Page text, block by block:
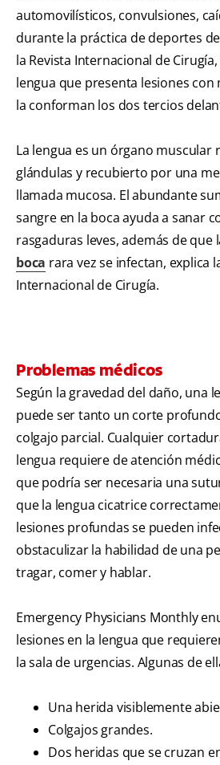
automovilísticos, convulsiones,
durante la práctica de deportes
la Revista Internacional de
lengua que presenta lesiones con
la conforman los dos tercios
La lengua es un órgano muscular
glándulas y recubierto por una
llamada mucosa. El abundante
sangre en la boca ayuda a sanar
rasgaduras leves, además de que
boca rara vez se infectan, explica
Internacional de Cirugía.
Problemas médicos
Según la gravedad del daño, una
puede ser tanto un corte
colgajo parcial. Cualquier
lengua requiere de atención
que podría ser necesaria una
que la lengua cicatrice
lesiones profundas se pueden
obstaculizar la habilidad de una
tragar, comer y hablar.
Emergency Physicians Monthly
lesiones en la lengua que
la sala de urgencias. Algunas de
Una herida visiblemente
Colgajos grandes.
Dos heridas que se cruzan